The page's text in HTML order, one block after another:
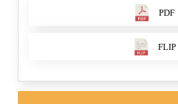
PDF
FLIP